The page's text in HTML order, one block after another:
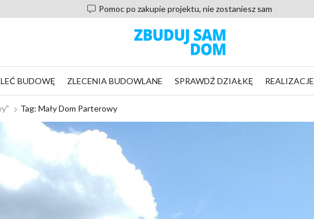
Pomoc po zakupie projektu, nie zostaniesz sam
BUDOWĘ ZLECENIA BUDOWLANE SPRAWDŹ DZIAŁKĘ REALIZACJE
Tag: Mały Dom Parterowy